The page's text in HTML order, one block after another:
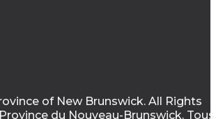
of New Brunswick. All Rights
du Nouveau-Brunswick. Tous